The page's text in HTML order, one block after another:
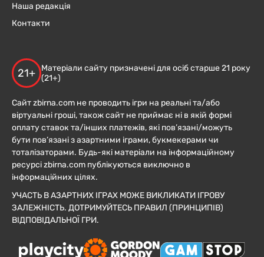
Наша редакція
Контакти
21+
Матеріали сайту призначені для осіб старше 21 року
(21+)
Сайт zbirna.com не проводить ігри на реальні та/або
віртуальні гроші, також сайт не приймає ні в якій формі
оплату ставок та/інших платежів, які пов’язані/можуть
бути пов’язані з азартними іграми, букмекерами чи
тоталізаторами. Будь-які матеріали на інформаційному
ресурсі zbirna.com публікуються виключно в
інформаційних цілях.
УЧАСТЬ В АЗАРТНИХ ІГРАХ МОЖЕ ВИКЛИКАТИ ІГРОВУ
ЗАЛЕЖНІСТЬ. ДОТРИМУЙТЕСЬ ПРАВИЛ (ПРИНЦИПІВ)
ВІДПОВІДАЛЬНОЇ ГРИ.